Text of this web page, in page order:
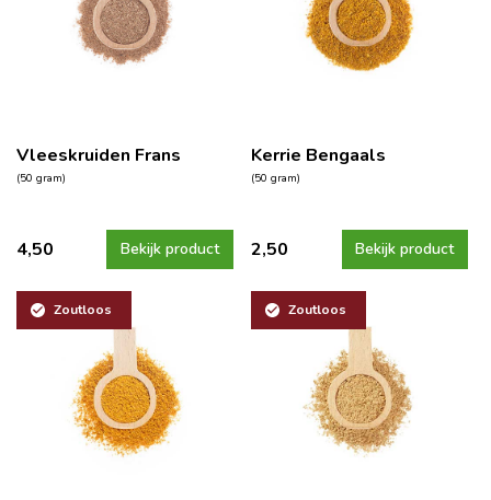
Vleeskruiden Frans
(50 gram)
4,50 Bekijk product
Kerrie Bengaals
(50 gram)
2,50 Bekijk product
Zoutloos Zoutloos